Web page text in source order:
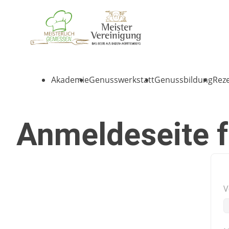
AkademieGenusswerkstattGenussbildung
Anmeldeseite